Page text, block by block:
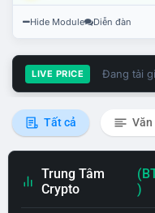
Hide Module Diễn đàn
LIVE PRICE Đang tải
Tất cả Văn
Trung Tâm
Crypto
)